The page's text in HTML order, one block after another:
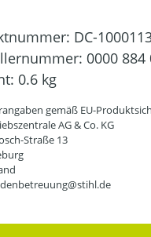
DC-
0000 884
0.6 kg
gemäß EU-
AG & Co. KG
Straße 13